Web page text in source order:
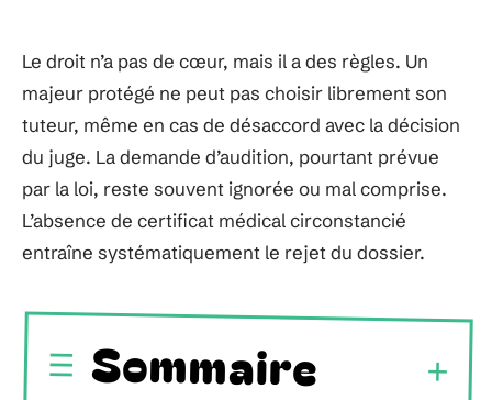
Le droit n’a pas de cœur, mais il a des règles. Un
majeur protégé ne peut pas choisir librement son
tuteur, même en cas de désaccord avec la décision
du juge. La demande d’audition, pourtant prévue
par la loi, reste souvent ignorée ou mal comprise.
L’absence de certificat médical circonstancié
entraîne systématiquement le rejet du dossier.
Sommaire